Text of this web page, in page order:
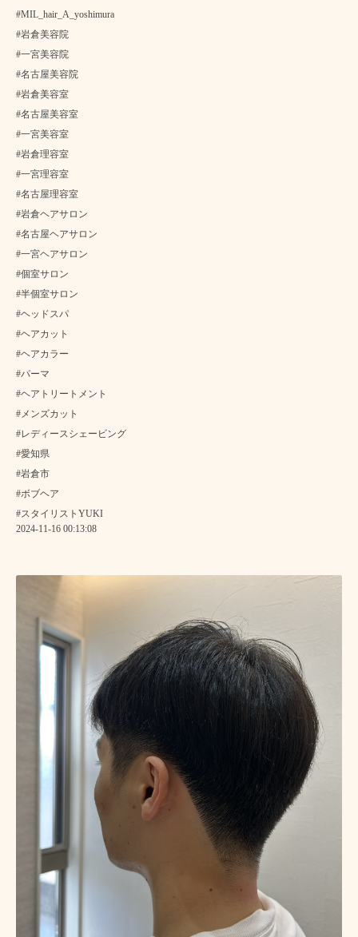
#MIL_hair_A_yoshimura
#岩倉美容院
#一宮美容院
#名古屋美容院
#岩倉美容室
#名古屋美容室
#一宮美容室
#岩倉理容室
#一宮理容室
#名古屋理容室
#岩倉ヘアサロン
#名古屋ヘアサロン
#一宮ヘアサロン
#個室サロン
#半個室サロン
#ヘッドスパ
#ヘアカット
#ヘアカラー
#パーマ
#ヘアトリートメント
#メンズカット
#レディースシェービング
#愛知県
#岩倉市
#ボブヘア
#スタイリストYUKI
2024-11-16 00:13:08